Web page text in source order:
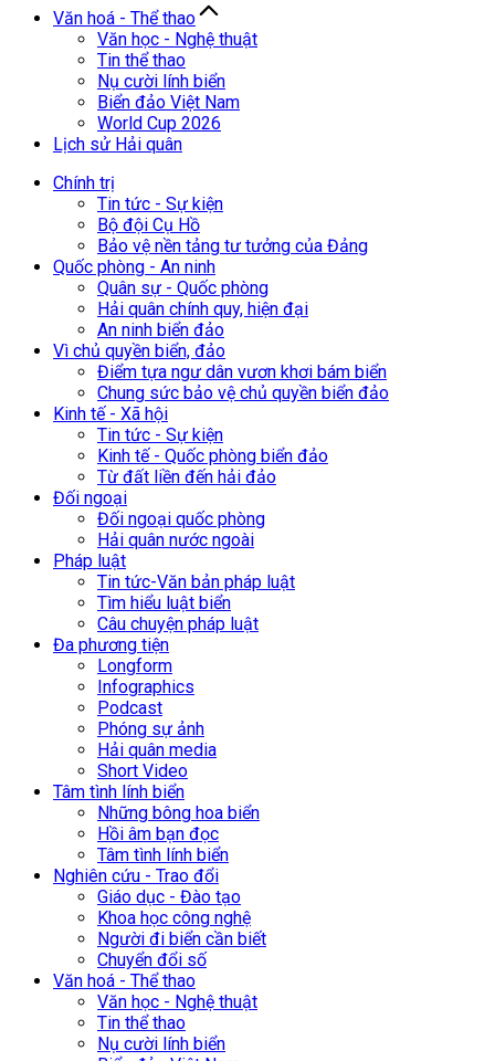
Văn hoá - Thể thao
Văn học - Nghệ thuật
Tin thể thao
Nụ cười lính biển
Biển đảo Việt Nam
World Cup 2026
Lịch sử Hải quân
Chính trị
Tin tức - Sự kiện
Bộ đội Cụ Hồ
Bảo vệ nền tảng tư tưởng của Đảng
Quốc phòng - An ninh
Quân sự - Quốc phòng
Hải quân chính quy, hiện đại
An ninh biển đảo
Vì chủ quyền biển, đảo
Điểm tựa ngư dân vươn khơi bám biển
Chung sức bảo vệ chủ quyền biển đảo
Kinh tế - Xã hội
Tin tức - Sự kiện
Kinh tế - Quốc phòng biển đảo
Từ đất liền đến hải đảo
Đối ngoại
Đối ngoại quốc phòng
Hải quân nước ngoài
Pháp luật
Tin tức-Văn bản pháp luật
Tìm hiểu luật biển
Câu chuyện pháp luật
Đa phương tiện
Longform
Infographics
Podcast
Phóng sự ảnh
Hải quân media
Short Video
Tâm tình lính biển
Những bông hoa biển
Hồi âm bạn đọc
Tâm tình lính biển
Nghiên cứu - Trao đổi
Giáo dục - Đào tạo
Khoa học công nghệ
Người đi biển cần biết
Chuyển đổi số
Văn hoá - Thể thao
Văn học - Nghệ thuật
Tin thể thao
Nụ cười lính biển